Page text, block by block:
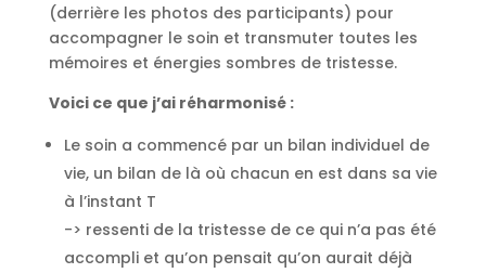
(derrière les photos des participants) pour
accompagner le soin et transmuter toutes les
mémoires et énergies sombres de tristesse.
Voici ce que j’ai réharmonisé :
Le soin a commencé par un bilan individuel de
vie, un bilan de là où chacun en est dans sa vie
à l’instant T
-> ressenti de la tristesse de ce qui n’a pas été
accompli et qu’on pensait qu’on aurait déjà